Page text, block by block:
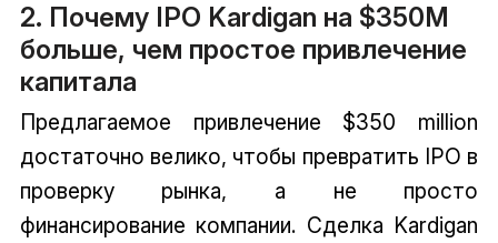
2. Почему IPO Kardigan на $350M
больше, чем простое привлечение
капитала
Предлагаемое привлечение $350 million
достаточно велико, чтобы превратить IPO в
проверку рынка, а не просто
финансирование компании. Сделка Kardigan